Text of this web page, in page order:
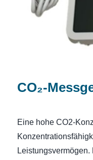
CO₂-
Eine hohe CO2-